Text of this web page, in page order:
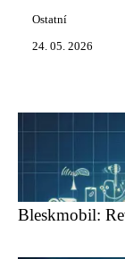
Ostatní
24. 05. 2026
Bleskmobil: